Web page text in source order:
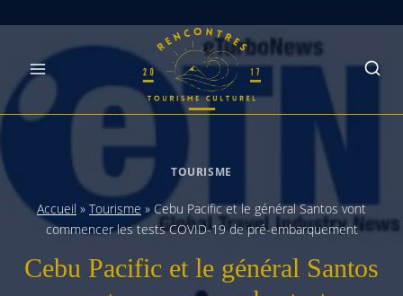
content
TOURISME
Accueil » Tourisme » Cebu Pacific et le général Santos vont
commencer les tests COVID-19 de pré-embarquement
Cebu Pacific et le général Santos